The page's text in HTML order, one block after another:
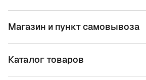
Магазин и пункт самовывоза
Каталог товаров